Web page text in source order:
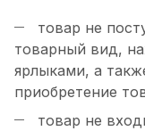
товар не
товарный вид,
ярлыками, а
приобретение
товар не